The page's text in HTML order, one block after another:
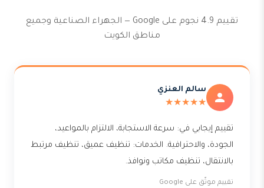
تقييم 4.9 نجوم على Google — الجهراء الصناعية وجميع
مناطق الكويت
سالم العنزي
★★★★★
تقييم إيجابي في: سرعة الاستجابة، الالتزام بالمواعيد،
الجودة، والاحترافية. الخدمات: تنظيف عميق، تنظيف مرتبط
بالانتقال، تنظيف مكاتب ونوافذ.
تقييم موثّق على Google